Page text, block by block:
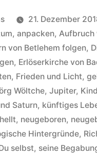
21. Dezember
,anpacken,Aufbruch
von Betlehem folgen,
, Erlöserkirche von
, Frieden und Licht,
Wöltche,Jupiter,
Saturn, künftiges
, neugeboren,
Hintergründe,
selbst, seine